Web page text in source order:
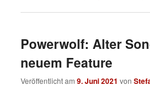
Powerwolf: Alter
neuem Feature
Veröffentlicht am9. Juni 2021 von